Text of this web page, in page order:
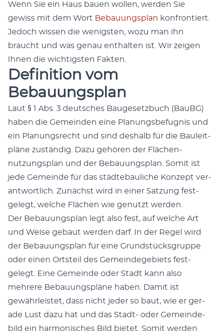
Wenn Sie ein Haus bauen wollen, wer­den Sie
gewiss mit dem Wort Bebau­ungs­plan kon­fron­tiert.
Jedoch wis­sen die wenig­sten, wozu man ihn
braucht und was genau enthal­ten ist. Wir zeigen
Ihnen die wichtig­sten Fak­ten.
Definition vom
Bebauungsplan
Laut § 1 Abs. 3 deutsches Bauge­set­zbuch (BauBG)
haben die Gemein­den eine Pla­nungs­befug­nis und
ein Pla­nungsrecht und sind deshalb für die Bauleit­
pläne zuständig. Dazu gehören der Flächen­
nutzungs­plan und der Bebau­ungs­plan. Somit ist
jede Gemeinde für das städte­bauliche Konzept ver­
ant­wortlich. Zunächst wird in ein­er Satzung fest­
gelegt, welche Flächen wie genutzt wer­den.
Der Bebau­ungs­plan legt also fest, auf welche Art
und Weise gebaut wer­den darf. In der Regel wird
der Bebau­ungs­plan für eine Grund­stücks­gruppe
oder einen Ort­steil des Gemein­dege­bi­ets fest­
gelegt. Eine Gemeinde oder Stadt kann also
mehrere Bebau­ungspläne haben. Damit ist
gewährleis­tet, dass nicht jed­er so baut, wie er ger­
ade Lust dazu hat und das Stadt- oder Gemein­de­
bild ein har­monis­ches Bild bietet. Somit wer­den